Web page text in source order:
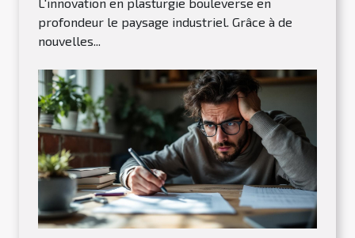
profondeur le paysage industriel. Grâce à de
nouvelles...